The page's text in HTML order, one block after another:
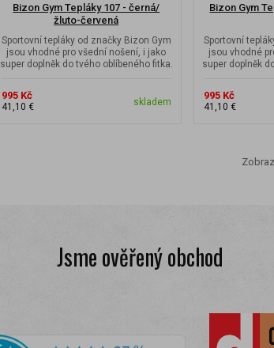
Bizon Gym Tepláky 107 - černá/
žluto-červená
Sportovní tepláky od značky Bizon Gym
jsou vhodné pro všední nošení, i jako
super doplněk do tvého oblíbeného fitka.
995 Kč
41,10 € skladem
Bizon Gym
Sportovní
jsou vhodné
super doplněk
995 Kč
41,10 €
Jsme ověřený obchod